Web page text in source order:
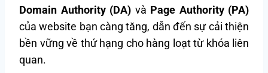
Domain Authority (DA) và Page Authority (PA)
của website bạn càng tăng, dẫn đến sự cải thiện
bền vững về thứ hạng cho hàng loạt từ khóa liên
quan.